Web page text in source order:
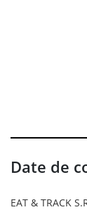
Date de
EAT & TRACK